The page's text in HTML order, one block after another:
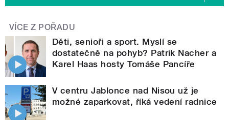
VÍCE Z POŘADU
Děti, senioři a sport. Myslí se
dostatečně na pohyb? Patrik Nacher a
Karel Haas hosty Tomáše Pancíře
V centru Jablonce nad Nisou už je
možné zaparkovat, říká vedení radnice